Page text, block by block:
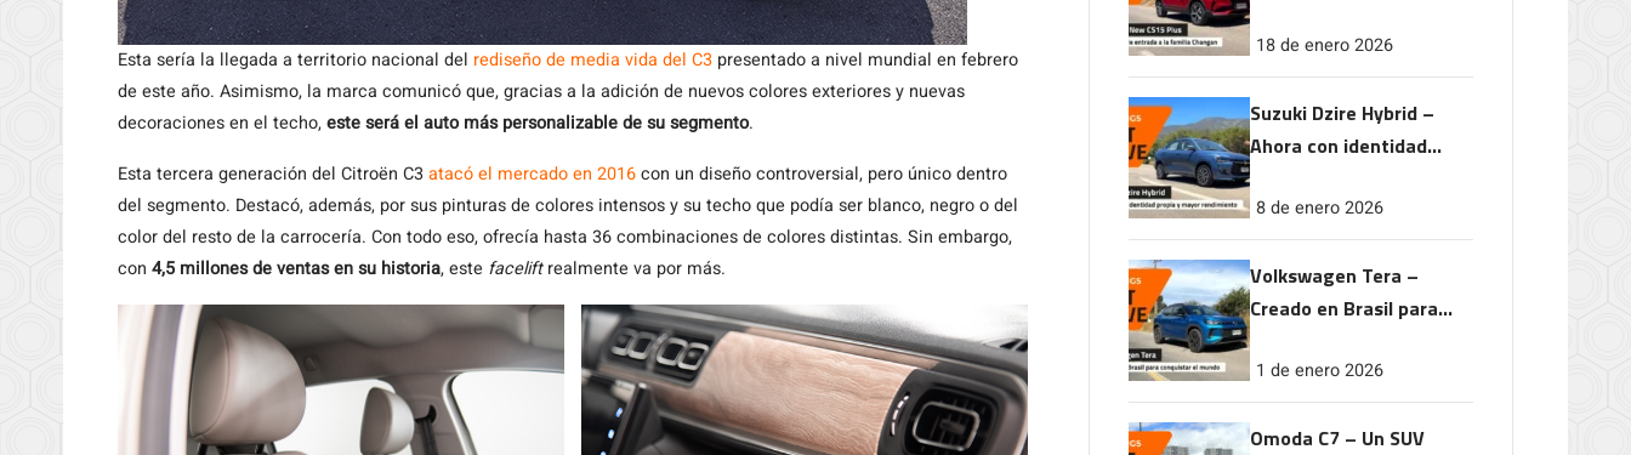
Esta sería la llegada a territorio nacional del rediseño de media vida del C3 presentado a nivel mundial en febrero
de este año. Asimismo, la marca comunicó que, gracias a la adición de nuevos colores exteriores y nuevas
decoraciones en el techo,este será el auto más personalizable de su segmento.
Esta tercera generación del Citroën C3 atacó el mercado en 2016con un diseño controversial, pero único dentro
del segmento. Destacó, además, por sus pinturas de colores intensos y su techo que podía ser blanco, negro o del
color del resto de la carrocería. Con todo eso, ofrecía hasta 36 combinaciones de colores distintas. Sin embargo,
con 4,5 millones de ventas en su historia, este faceliftrealmente va por más.
18 de enero 2026
Suzuki Dzire Hybrid –
Ahora con identidad
rendimiento
8 de enero 2026
Volkswagen Tera –
Creado en Brasil para
1 de enero 2026
Omoda C7 – Un SUV